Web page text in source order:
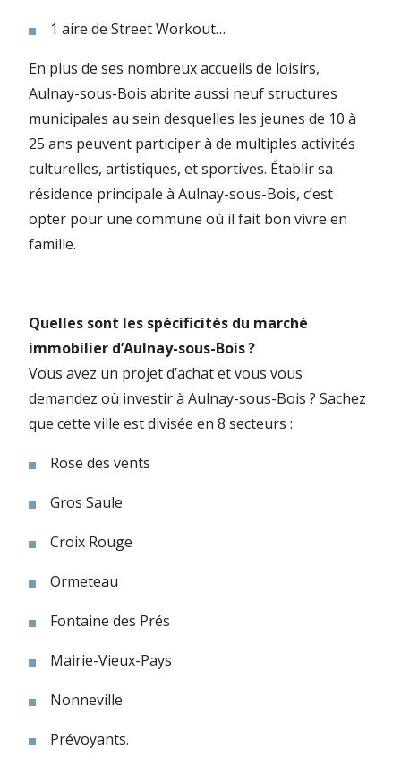
1 aire de Street Workout…
En plus de ses nombreux accueils de loisirs,
Aulnay-sous-Bois abrite aussi neuf structures
municipales au sein desquelles les jeunes de 10 à
25 ans peuvent participer à de multiples activités
culturelles, artistiques, et sportives. Établir sa
résidence principale à Aulnay-sous-Bois, c’est
opter pour une commune où il fait bon vivre en
famille.
Quelles sont les spécificités du marché
immobilier d’Aulnay-sous-Bois ?
Vous avez un projet d’achat et vous vous
demandez où investir à Aulnay-sous-Bois ? Sachez
que cette ville est divisée en 8 secteurs :
Rose des vents
Gros Saule
Croix Rouge
Ormeteau
Fontaine des Prés
Mairie-Vieux-Pays
Nonneville
Prévoyants.